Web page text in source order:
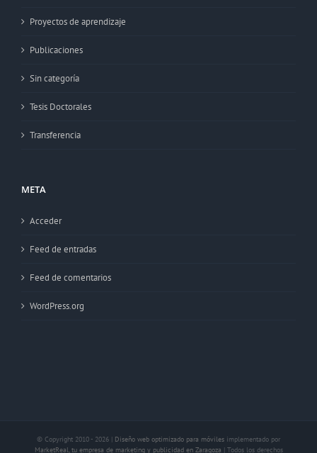
Proyectos de aprendizaje
Publicaciones
Sin categoría
Tesis Doctorales
Transferencia
META
Acceder
Feed de entradas
Feed de comentarios
WordPress.org
© Copyright 2010 - 2026 | Diseño web optimizado para móviles implementado por
MarketReal, tu empresa de marketing y publicidad en Zaragoza | Todos los derechos